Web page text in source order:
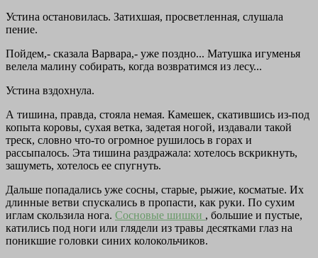
Устина остановилась. Затихшая, просветленная, слушала
пение.
Пойдем,- сказала Варвара,- уже поздно... Матушка игуменья
велела малину собирать, когда возвратимся из лесу...
Устина вздохнула.
А тишина, правда, стояла немая. Камешек, скатившись из-под
копыта коровы, сухая ветка, задетая ногой, издавали такой
треск, словно что-то огромное рушилось в горах и
рассыпалось. Эта тишина раздражала: хотелось вскрикнуть,
зашуметь, хотелось ее спугнуть.
Дальше попадались уже сосны, старые, рыжие, косматые. Их
длинные ветви спускались в пропасти, как руки. По сухим
иглам скользила нога. Сосновые шишки , большие и пустые,
катились под ноги или глядели из травы десятками глаз на
поникшие головки синих колокольчиков.